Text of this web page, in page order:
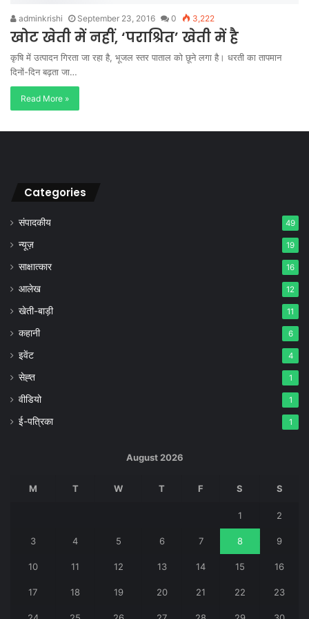
adminkrishi September 23, 2016 0 3,222
खोट खेती में नहीं, ‘पराश्रित’ खेती में है
कृषि में उत्पादन गिरता जा रहा है, भूजल स्तर पाताल को छूने लगा है। धरती का तापमान
दिनों-दिन बढ़ता जा…
Read More »
Categories
संपादकीय 49
न्यूज़ 19
साक्षात्कार 16
आलेख 12
खेती-बाड़ी 11
कहानी 6
इवेंट 4
सेह्त 1
वीडियो 1
ई-पत्रिका 1
August 2026
M T W T F S S
1 2
3 4 5 6 7 8 9
10 11 12 13 14 15 16
17 18 19 20 21 22 23